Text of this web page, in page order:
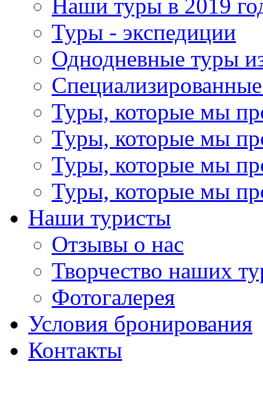
Наши туры в 2019
Туры - экспедиции
Однодневные туры
Туры, которые мы
Туры, которые мы
Туры, которые мы
Туры, которые мы
Наши туристы
Отзывы о нас
Творчество наших
Фотогалерея
Условия бронирования
Контакты